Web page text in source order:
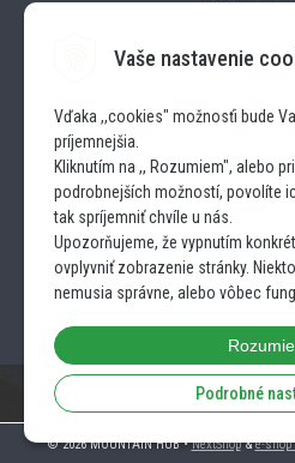
Vaše nastavenie
Vďaka ,,cookies" možnosťi bude
príjemnejšia.
Kliknutím na ,, Rozumiem", alebo
podrobnejších možností, povolíte
tak spríjemniť chvíle u nás.
Upozorňujeme, že vypnutím
ovplyvniť zobrazenie stránky.
nemusia správne, alebo vôbec
Podrobné
© 2026 MOUNTAIN HUB •NextShop&e-shop